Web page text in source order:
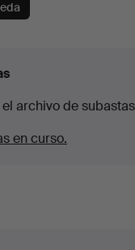
archivo de
en curso.